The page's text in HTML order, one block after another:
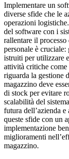
Implementare un
diverse sfide che le
operazioni
del software con i
rallentare il
personale è cruciale:
istruiti per utilizzare
attività critiche
riguarda la gestione
magazzino deve
di stock per evitare
scalabilità del
futura dell’azienda
queste sfide con un
implementazione
miglioramenti
magazzino.